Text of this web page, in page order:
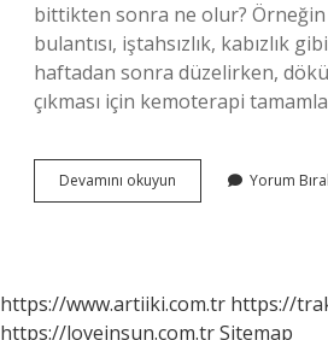
bittikten sonra ne olur?
bulantısı, iştahsızlık, kabızlık
haftadan sonra düzelirken,
çıkması için kemoterapi
Devamını okuyun Kemoterapi
Alan
Yorum
https://www.artiiki.com.tr https://
https://loveinsun.com.trSitemap